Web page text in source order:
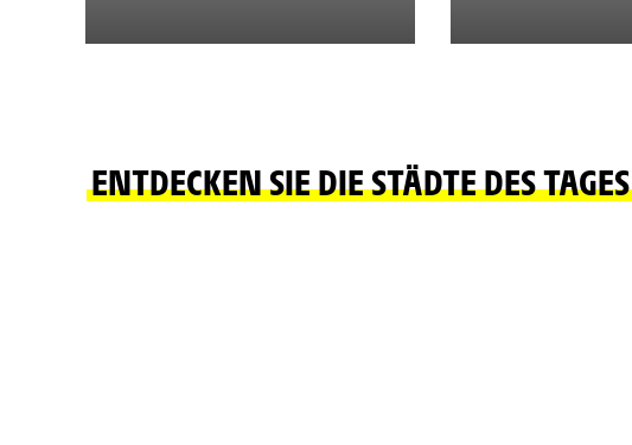
ENTDECKEN SIE DIE STÄDTE DES TAGES